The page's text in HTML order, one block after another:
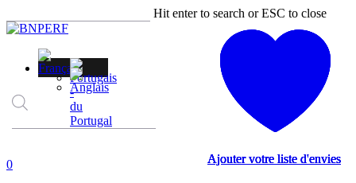
to
content
Hit enter to search or ESC to close
Close
account
0
Ajouter votre liste d'envies
Ajouter votre liste d'envies
Ajouter votre liste d'envies
Ajouter votre liste d'envies